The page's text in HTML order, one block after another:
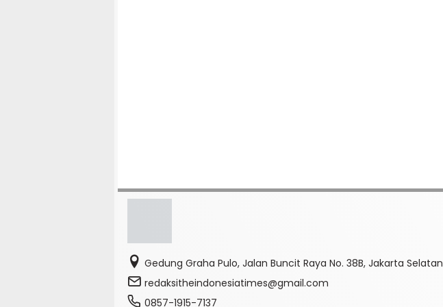
Gedung Graha Pulo, Jalan Buncit Raya No. 38B, Jakarta Selatan
redaksitheindonesiatimes@gmail.com
0857-1915-7137